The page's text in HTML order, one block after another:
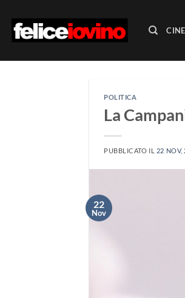
contenuti
POLITICA
La
PUBBLICATO IL 22 NOV,
22
Nov